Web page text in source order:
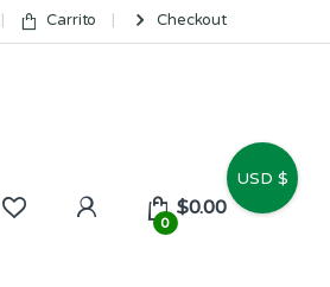
Carrito Checkout
0
$0.00
USD $